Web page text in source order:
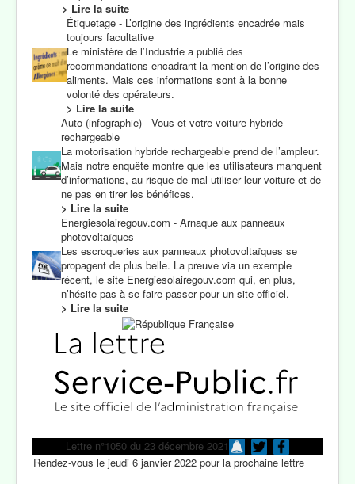
> Lire la suite
Étiquetage - L’origine des ingrédients encadrée mais
toujours facultative
Le ministère de l’Industrie a publié des
recommandations encadrant la mention de l’origine des
aliments. Mais ces informations sont à la bonne
volonté des opérateurs.
> Lire la suite
Auto (infographie) - Vous et votre voiture hybride
rechargeable
La motorisation hybride rechargeable prend de l’ampleur.
Mais notre enquête montre que les utilisateurs manquent
d’informations, au risque de mal utiliser leur voiture et de
ne pas en tirer les bénéfices.
> Lire la suite
Energiesolairegouv.com - Arnaque aux panneaux
photovoltaïques
Les escroqueries aux panneaux photovoltaïques se
propagent de plus belle. La preuve via un exemple
récent, le site Energiesolairegouv.com qui, en plus,
n’hésite pas à se faire passer pour un site officiel.
> Lire la suite
Lettre n°1050 du 23 décembre 2021
Rendez-vous le jeudi 6 janvier 2022 pour la prochaine lettre